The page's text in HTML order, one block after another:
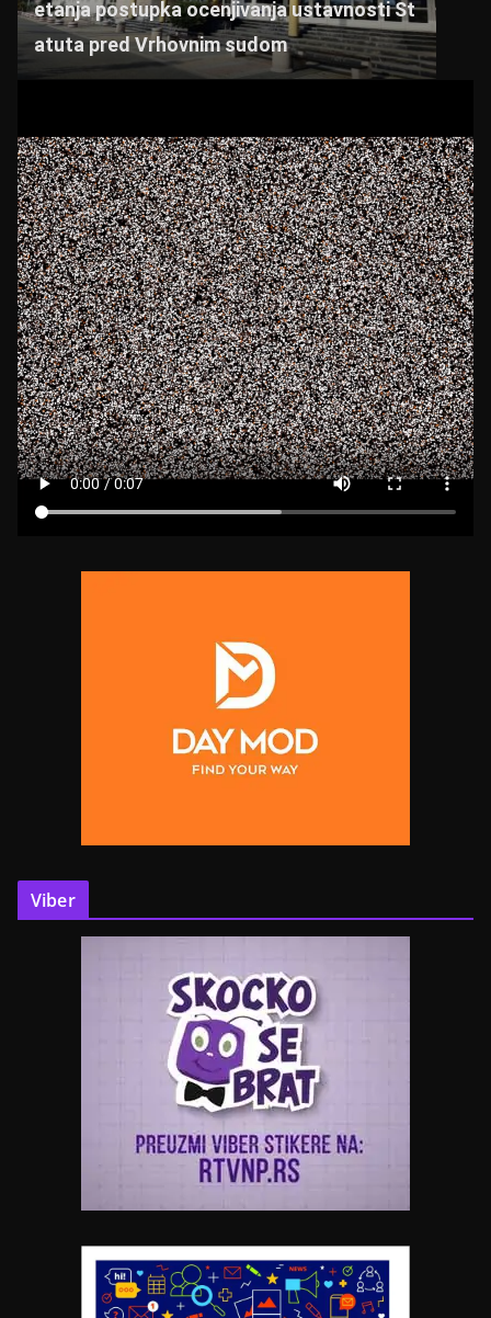
etanja postupka ocenjivanja ustavnosti St
atuta pred Vrhovnim sudom
Viber